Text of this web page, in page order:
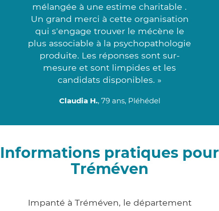
mélangée à une estime charitable .
Un grand merci à cette organisation
qui s'engage trouver le mécène le
plus associable à la psychopathologie
produite. Les réponses sont sur-
mesure et sont limpides et les
candidats disponibles. »
Claudia H., 79 ans, Pléhédel
Informations pratiques pour
Tréméven
Impanté à Tréméven, le département